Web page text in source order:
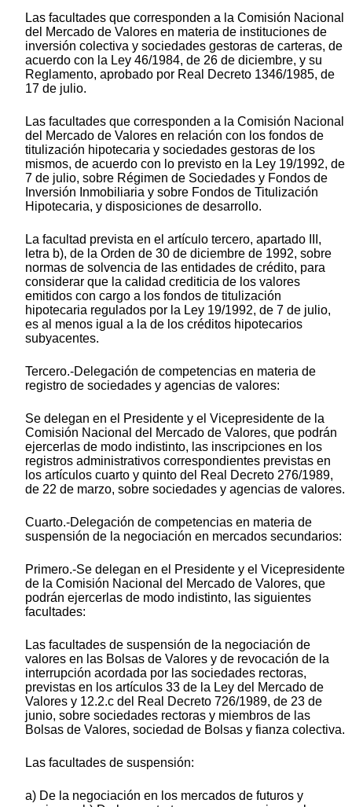
Las facultades que corresponden a la Comisión Nacional
del Mercado de Valores en materia de instituciones de
inversión colectiva y sociedades gestoras de carteras, de
acuerdo con la Ley 46/1984, de 26 de diciembre, y su
Reglamento, aprobado por Real Decreto 1346/1985, de
17 de julio.
Las facultades que corresponden a la Comisión Nacional
del Mercado de Valores en relación con los fondos de
titulización hipotecaria y sociedades gestoras de los
mismos, de acuerdo con lo previsto en la Ley 19/1992, de
7 de julio, sobre Régimen de Sociedades y Fondos de
Inversión Inmobiliaria y sobre Fondos de Titulización
Hipotecaria, y disposiciones de desarrollo.
La facultad prevista en el artículo tercero, apartado III,
letra b), de la Orden de 30 de diciembre de 1992, sobre
normas de solvencia de las entidades de crédito, para
considerar que la calidad crediticia de los valores
emitidos con cargo a los fondos de titulización
hipotecaria regulados por la Ley 19/1992, de 7 de julio,
es al menos igual a la de los créditos hipotecarios
subyacentes.
Tercero.-Delegación de competencias en materia de
registro de sociedades y agencias de valores:
Se delegan en el Presidente y el Vicepresidente de la
Comisión Nacional del Mercado de Valores, que podrán
ejercerlas de modo indistinto, las inscripciones en los
registros administrativos correspondientes previstas en
los artículos cuarto y quinto del Real Decreto 276/1989,
de 22 de marzo, sobre sociedades y agencias de valores.
Cuarto.-Delegación de competencias en materia de
suspensión de la negociación en mercados secundarios:
Primero.-Se delegan en el Presidente y el Vicepresidente
de la Comisión Nacional del Mercado de Valores, que
podrán ejercerlas de modo indistinto, las siguientes
facultades:
Las facultades de suspensión de la negociación de
valores en las Bolsas de Valores y de revocación de la
interrupción acordada por las sociedades rectoras,
previstas en los artículos 33 de la Ley del Mercado de
Valores y 12.2.c del Real Decreto 726/1989, de 23 de
junio, sobre sociedades rectoras y miembros de las
Bolsas de Valores, sociedad de Bolsas y fianza colectiva.
Las facultades de suspensión:
a) De la negociación en los mercados de futuros y